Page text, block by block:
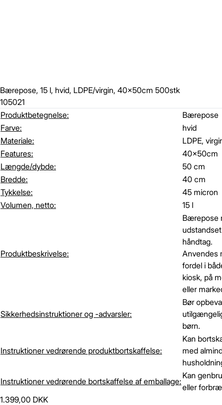
Bærepose, 15 l, hvid, LDPE/virgin, 40x50cm 500stk
105021
Produktbetegnelse:
Bærepose
Farve:
hvid
Materiale:
LDPE,
Features:
40x50cm
Længde/dybde:
50 cm
Bredde:
40 cm
Tykkelse:
45 micron
Volumen, netto:
15 l
Produktbeskrivelse:
Bærepose
udstandset
håndtag.
Anvendes
fordel i
kiosk, på
eller
Sikkerhedsinstruktioner og -advarsler:
Bør
børn.
Instruktioner vedrørende produktbortskaffelse:
Kan
med
Instruktioner vedrørende bortskaffelse af emballage:
Kan
eller
1.399,00 DKK